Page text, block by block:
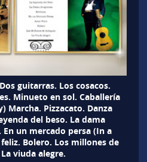
guitarras. Los cosacos.
Minueto en sol. Caballería
Marcha. Pizzacato. Danza
del beso. La dama
En un mercado persa (In a
Bolero. Los millones de
viuda alegre.